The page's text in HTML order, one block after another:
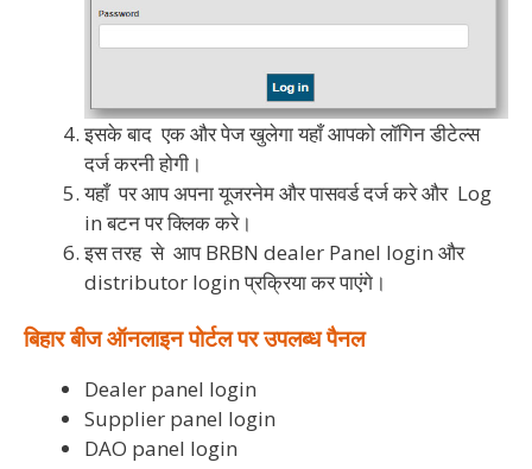
इसके बाद एक और पेज खुलेगा यहाँ आपको लॉगिन डीटेल्स
दर्ज करनी होगी।
यहाँ पर आप अपना यूजरनेम और पासवर्ड दर्ज करे और Log
in बटन पर क्लिक करे।
इस तरह से आप BRBN dealer Panel login और
distributor login प्रक्रिया कर पाएंगे।
बिहार बीज ऑनलाइन पोर्टल पर उपलब्ध पैनल
Dealer panel login
Supplier panel login
DAO panel login